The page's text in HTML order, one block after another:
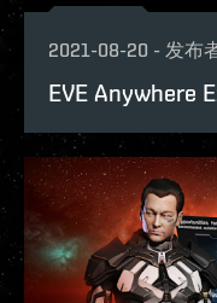
2021-08-20 - 发布
EVE Anywhere